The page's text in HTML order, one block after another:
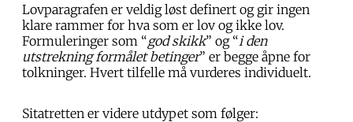
Lovparagrafen er veldig løst definert og gir ingen
klare rammer for hva som er lov og ikke lov.
Formuleringer som “god skikk” og “i den
utstrekning formålet betinger” er begge åpne for
tolkninger. Hvert tilfelle må vurderes individuelt.
Sitatretten er videre utdypet som følger: